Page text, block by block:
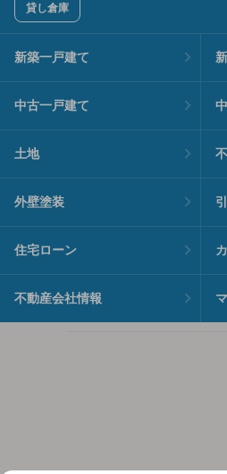
貸し倉庫
新築一戸建て
中古一戸建て
土地
外壁塗装
住宅ローン
不動産会社情報